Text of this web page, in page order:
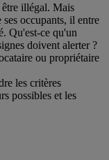
illégal. Mais
occupants, il entre
Qu'est-ce qu'un
doivent alerter ?
ou propriétaire
les critères
possibles et les